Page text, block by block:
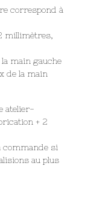
correspond à
millimètres,
main gauche
de la main
atelier-
+ 2
commande si
au plus